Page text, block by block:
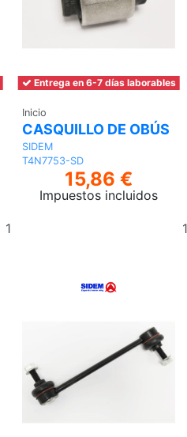
Entrega en 6-7 días laborables
Inicio
CASQUILLO DE OBÚS
SIDEM
T4N7753-SD
15,86 €
Impuestos incluidos